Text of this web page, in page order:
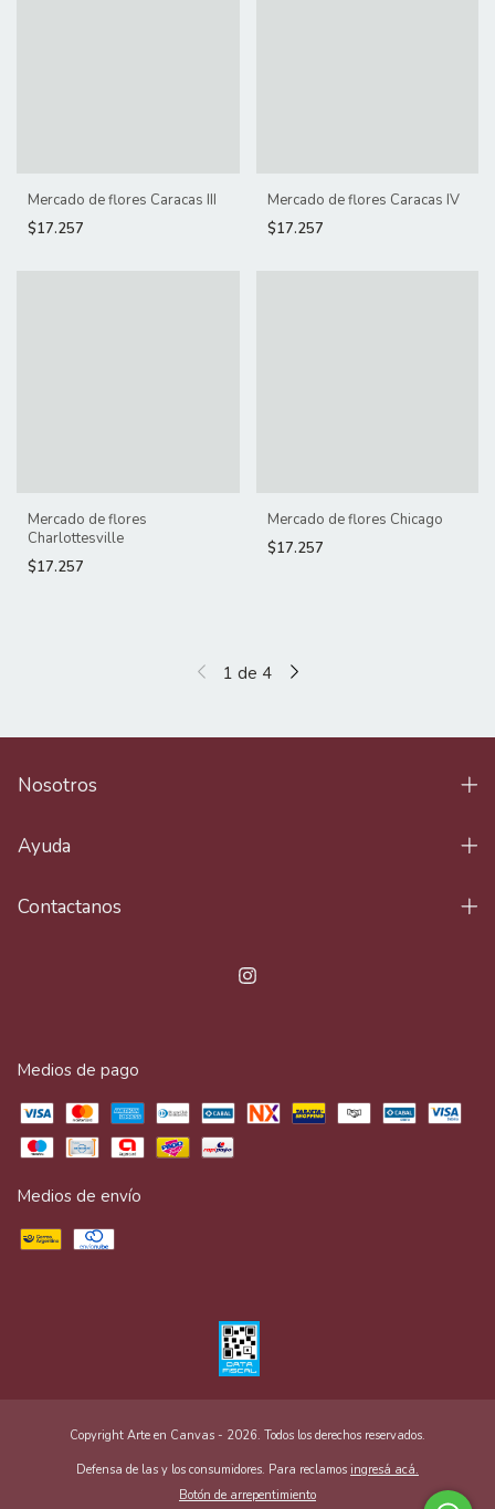
Mercado de flores Caracas III
$17.257
Mercado de flores Caracas IV
$17.257
Mercado de flores
Charlottesville
$17.257
Mercado de flores Chicago
$17.257
1 de 4
Nosotros
Ayuda
Contactanos
Medios de pago
Medios de envío
Copyright Arte en Canvas - 2026. Todos los derechos reservados.
Defensa de las y los consumidores. Para reclamos ingresá acá.
Botón de arrepentimiento